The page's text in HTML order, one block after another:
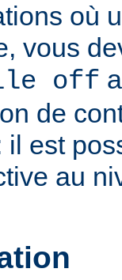
où
vous
off
de
il est
au